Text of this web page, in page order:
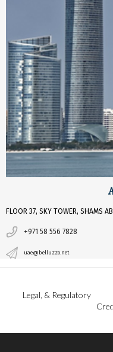
FLOOR 37, SKY TOWER, SHAMS
+971 58 556 7828
uae@belluzzo.net
Legal, & Regulatory